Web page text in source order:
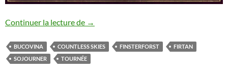
Continuer la lecture de Bucovina : tournée annoncée
→
BUCOVINA COUNTLESS SKIES FINSTERFORST
FIRTAN
SOJOURNER
TOURNÉE